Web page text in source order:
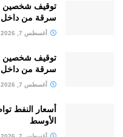
توقيف شخصين
سرقة من داخل
أغسطس 7, 2026
توقيف شخصين
سرقة من داخل
أغسطس 7, 2026
أسعار النفط
الأوسط